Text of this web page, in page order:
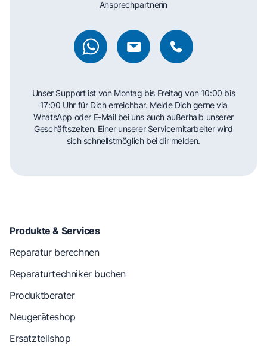
Ansprechpartnerin
Unser Support ist von Montag bis Freitag von 10:00 bis
17:00 Uhr für Dich erreichbar. Melde Dich gerne via
WhatsApp oder E-Mail bei uns auch außerhalb unserer
Geschäftszeiten. Einer unserer Servicemitarbeiter wird
sich schnellstmöglich bei dir melden.
Produkte & Services
Reparatur berechnen
Reparaturtechniker buchen
Produktberater
Neugeräteshop
Ersatzteilshop